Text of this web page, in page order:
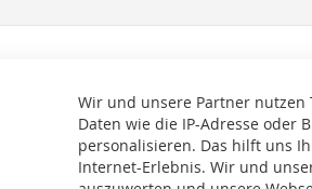
Wir und unsere Partner nutzen
Daten wie die IP-Adresse oder
personalisieren. Das hilft uns
Internet-Erlebnis. Wir und